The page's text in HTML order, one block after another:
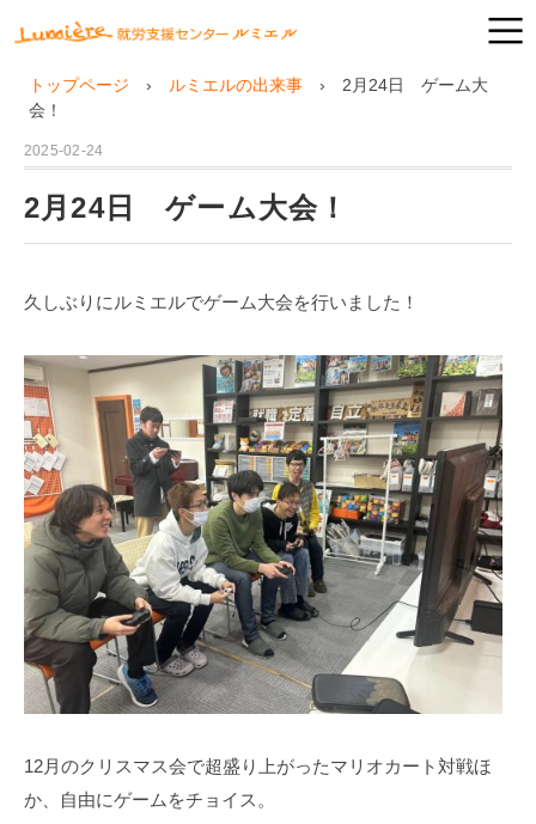
トップページ ルミエルの出来事
2月24日 ゲーム大
会！
2025-02-24
2月24日 ゲーム大会！
久しぶりにルミエルでゲーム大会を行いました！
12月のクリスマス会で超盛り上がったマリオカート対戦ほ
か、自由にゲームをチョイス。